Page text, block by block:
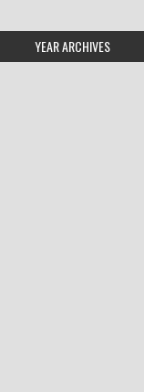
YEAR ARCHIVES